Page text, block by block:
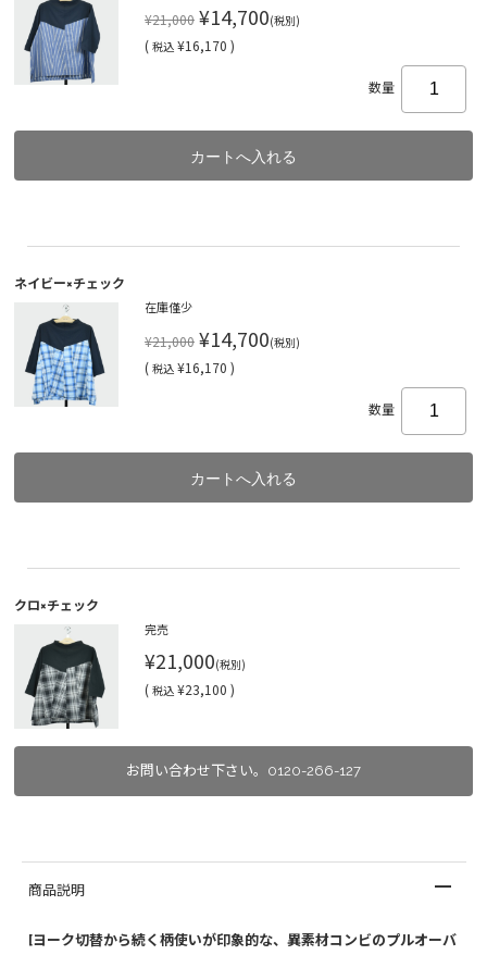
¥21,000 ¥14,700(税別)
( 税込 ¥16,170 )
数量
ネイビー×チェック
在庫僅少
¥21,000 ¥14,700(税別)
( 税込 ¥16,170 )
数量
クロ×チェック
完売
¥21,000(税別)
( 税込 ¥23,100 )
お問い合わせ下さい。0120-266-127
商品説明
[ヨーク切替から続く柄使いが印象的な、異素材コンビのプルオーバ